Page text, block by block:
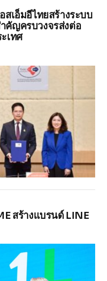
เอ็มอีไทยสร้างระบบ
คัญครบวงจรส่งต่อ
เทศ
สร้างแบรนด์ LINE